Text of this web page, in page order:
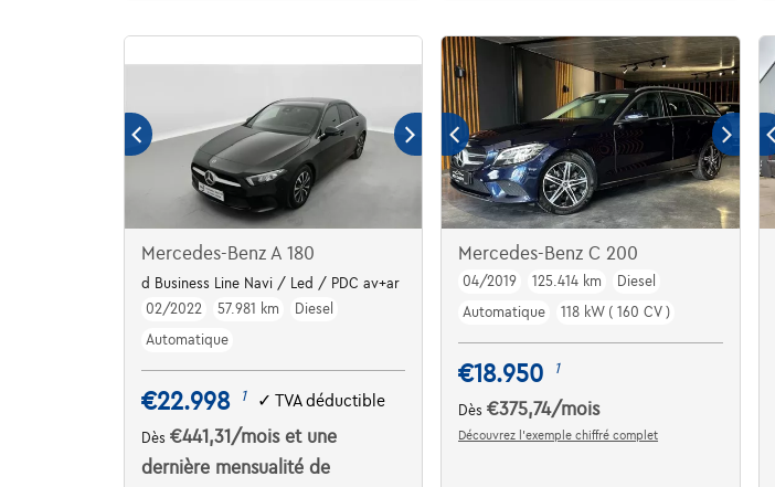
Mercedes-Benz A 180
d Business Line Navi / Led / PDC av+ar
02/2022
57.981 km
Diesel
Automatique
€22.998 1 ✓ TVA déductible
Dès €441,31 /mois et une
dernière mensualité de
Mercedes-Benz C 200
04/2019 125.414 km
Diesel
Automatique
118 kW ( 160 CV )
€18.950 1
Dès€375,74/mois
Découvrez l’exemple chiffré complet